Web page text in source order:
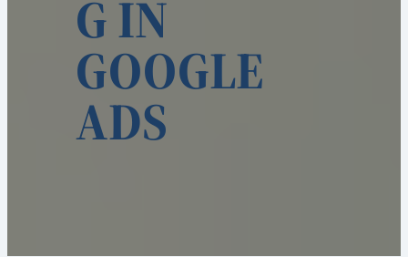
G IN
GOOGLE
ADS